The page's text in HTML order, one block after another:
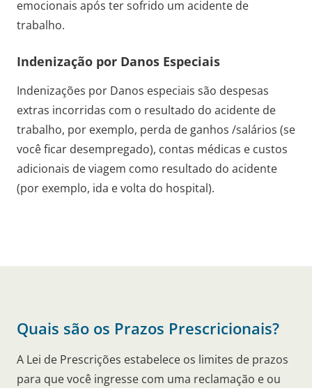
emocionais após ter sofrido um acidente de
trabalho.
Indenização por Danos Especiais
Indenizações por Danos especiais são despesas
extras incorridas com o resultado do acidente de
trabalho, por exemplo, perda de ganhos /salários (se
você ficar desempregado), contas médicas e custos
adicionais de viagem como resultado do acidente
(por exemplo, ida e volta do hospital).
Quais são os Prazos Prescricionais?
A Lei de Prescrições estabelece os limites de prazos
para que você ingresse com uma reclamação e ou